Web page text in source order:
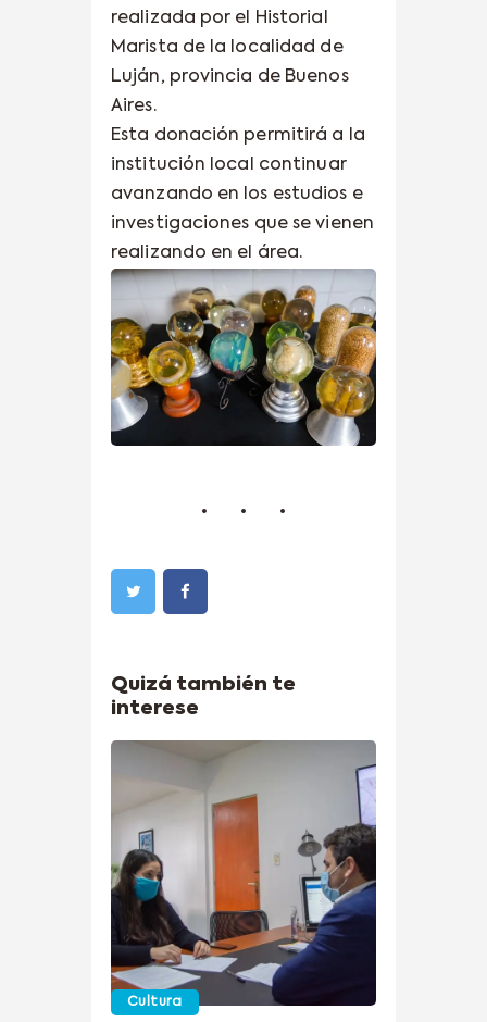
realizada por el Historial
Marista de la localidad de
Luján, provincia de Buenos
Aires.
Esta donación permitirá a la
institución local continuar
avanzando en los estudios e
investigaciones que se vienen
realizando en el área.
Quizá también te
interese
Cultura